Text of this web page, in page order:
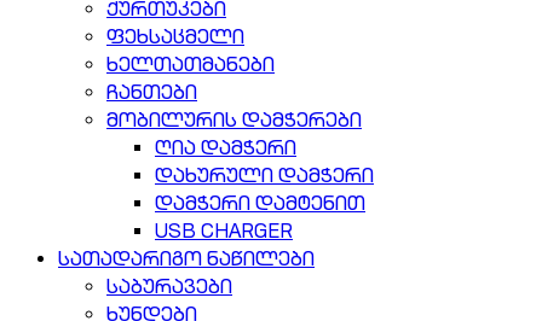
ქურთუკები
ფეხსაცმელი
ხელთათმანები
ჩანთები
მობილურის დამჭერები
ღია დამჭერი
დახურული დამჭერი
დამჭერი დამტენით
USB CHARGER
სათადარიგო ნაწილები
საბურავები
ხუნდები